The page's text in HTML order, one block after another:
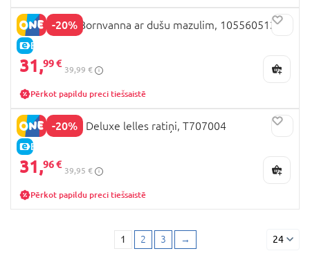
-20%
E-CENA
SIMBA New Bornvanna ar dušu mazulim, 105560512
31,99 €
39,99 €
Pērkot papildu preci tiešsaistē
-20%
E-CENA
509 Crew Go Deluxe lelles ratiņi, T707004
31,96 €
39,95 €
Pērkot papildu preci tiešsaistē
1 2 3 → 24